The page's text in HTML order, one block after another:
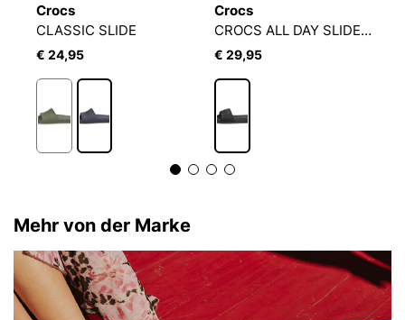
Crocs
CLASSIC SLIDE
€ 24,95
Crocs
CROCS ALL DAY SLIDE MEN
€ 29,95
Mehr von der Marke